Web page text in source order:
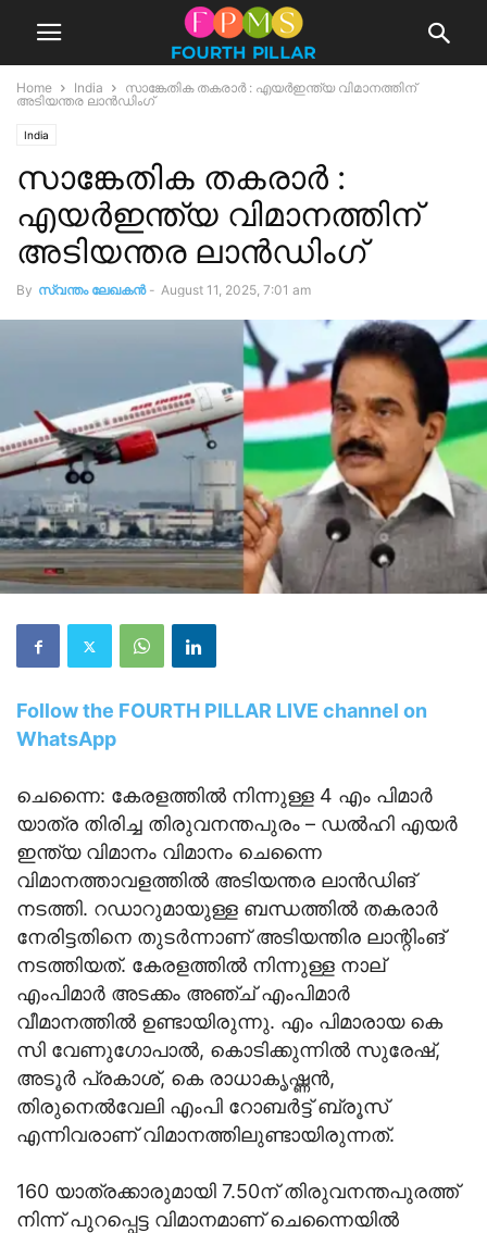
Home India
സാങ്കേതിക തകരാർ : എയര്‍ഇന്ത്യ വിമാനത്തിന്
അടിയന്തര ലാന്‍ഡിംഗ്
India
സാങ്കേതിക തകരാർ :
എയര്‍ഇന്ത്യ വിമാനത്തിന്
അടിയന്തര ലാന്‍ഡിംഗ്
By സ്വന്തം ലേഖകന്‍ - August 11, 2025, 7:01 am
Follow the FOURTH PILLAR LIVE channel on
WhatsApp
ചെന്നൈ: കേരളത്തിൽ നിന്നുള്ള 4 എം പിമാർ
യാത്ര തിരിച്ച തിരുവനന്തപുരം – ഡൽഹി എയർ
ഇന്ത്യ വിമാനം വിമാനം ചെന്നൈ
വിമാനത്താവളത്തിൽ അടിയന്തര ലാൻഡിങ്
നടത്തി. റഡാറുമായുള്ള ബന്ധത്തിൽ തകരാർ
നേരിട്ടതിനെ തുടർന്നാണ് അടിയന്തിര ലാന്റിംങ്
നടത്തിയത്. കേരളത്തിൽ നിന്നുള്ള നാല്
എംപിമാർ അടക്കം അഞ്ച് എംപിമാർ
വീമാനത്തിൽ ഉണ്ടായിരുന്നു. എം പിമാരായ കെ
സി വേണുഗോപാൽ, കൊടിക്കുന്നിൽ സുരേഷ്,
അടൂർ പ്രകാശ്, കെ രാധാകൃഷ്ണൻ,
തിരുനെൽവേലി എംപി റോബർട്ട് ബ്രൂസ്
എന്നിവരാണ് വിമാനത്തിലുണ്ടായിരുന്നത്.
160 യാത്രക്കാരുമായി 7.50ന് തിരുവനന്തപുരത്ത്
നിന്ന് പുറപ്പെട്ട വിമാനമാണ് ചെന്നൈയിൽ